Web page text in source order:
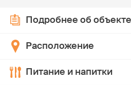
Подробнее об объекте
Расположение
Питание и напитки